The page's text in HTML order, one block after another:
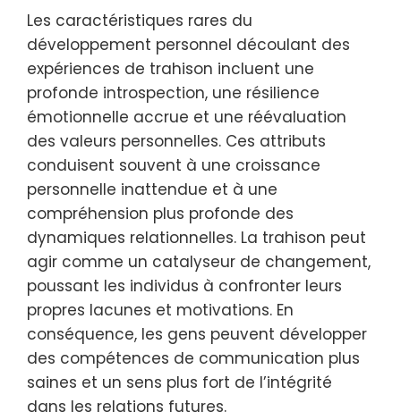
Les caractéristiques rares du
développement personnel découlant des
expériences de trahison incluent une
profonde introspection, une résilience
émotionnelle accrue et une réévaluation
des valeurs personnelles. Ces attributs
conduisent souvent à une croissance
personnelle inattendue et à une
compréhension plus profonde des
dynamiques relationnelles. La trahison peut
agir comme un catalyseur de changement,
poussant les individus à confronter leurs
propres lacunes et motivations. En
conséquence, les gens peuvent développer
des compétences de communication plus
saines et un sens plus fort de l’intégrité
dans les relations futures.